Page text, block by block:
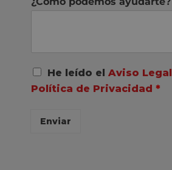
A
u
He leído el Aviso Legal
Política de Privacidad *
Enviar